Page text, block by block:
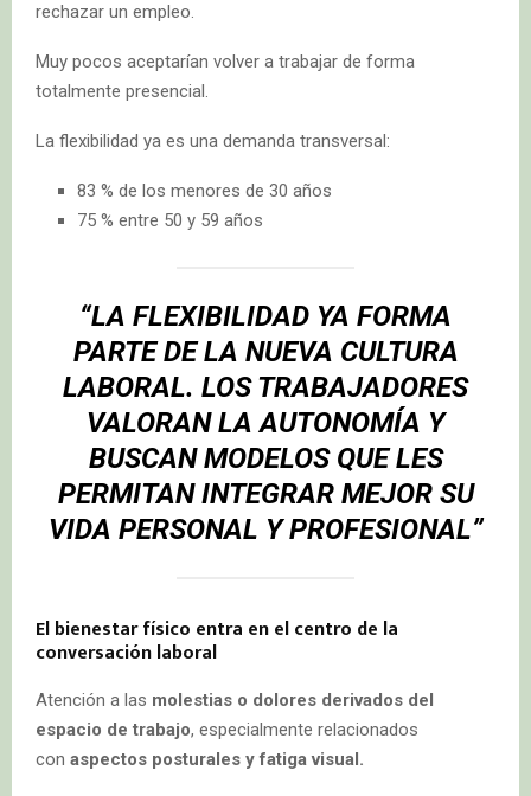
rechazar un empleo.
Muy pocos aceptarían volver a trabajar de forma
totalmente presencial.
La flexibilidad ya es una demanda transversal:
83 % de los menores de 30 años
75 % entre 50 y 59 años
“LA FLEXIBILIDAD YA FORMA
PARTE DE LA NUEVA CULTURA
LABORAL. LOS TRABAJADORES
VALORAN LA AUTONOMÍA Y
BUSCAN MODELOS QUE LES
PERMITAN INTEGRAR MEJOR SU
VIDA PERSONAL Y PROFESIONAL”
El bienestar físico entra en el centro de la
conversación laboral
Atención a las molestias o dolores derivados del
espacio de trabajo, especialmente relacionados
con aspectos posturales y fatiga visual.